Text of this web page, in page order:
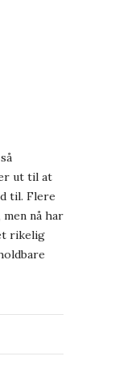
ut til at
til. Flere
nå har
rikelig